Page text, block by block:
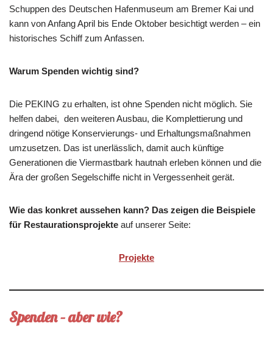
Schuppen des Deutschen Hafenmuseum am Bremer Kai und
kann von Anfang April bis Ende Oktober besichtigt werden – ein
historisches Schiff zum Anfassen.
Warum Spenden wichtig sind?
Die PEKING zu erhalten, ist ohne Spenden nicht möglich. Sie
helfen dabei, den weiteren Ausbau, die Komplettierung und
dringend nötige Konservierungs- und Erhaltungsmaßnahmen
umzusetzen. Das ist unerlässlich, damit auch künftige
Generationen die Viermastbark hautnah erleben können und die
Ära der großen Segelschiffe nicht in Vergessenheit gerät.
Wie das konkret aussehen kann? Das zeigen die Beispiele
für Restaurationsprojekte auf unserer Seite:
Projekte
Spenden – aber wie?